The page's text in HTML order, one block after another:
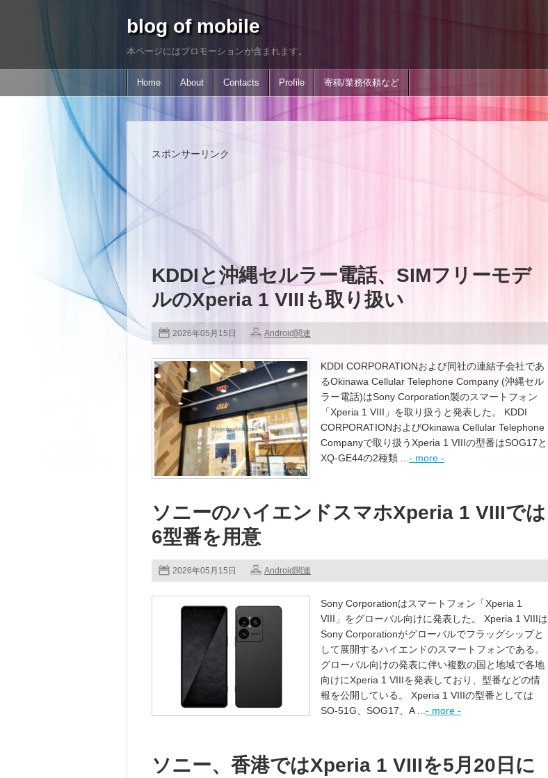
blog of mobile
本ページにはプロモーションが含まれます。
Home About Contacts Profile 寄稿/業務依頼など
スポンサーリンク
KDDIと沖縄セルラー電話、SIMフリーモデ
ルのXperia 1 VIIIも取り扱い
2026年05月15日 Android関連
KDDI CORPORATIONおよび同社の連結子会社であ
るOkinawa Cellular Telephone Company (沖縄セル
ラー電話)はSony Corporation製のスマートフォン
「Xperia 1 VIII」を取り扱うと発表した。 KDDI
CORPORATIONおよびOkinawa Cellular Telephone
Companyで取り扱うXperia 1 VIIIの型番はSOG17と
XQ-GE44の2種類 ... - more -
ソニーのハイエンドスマホXperia 1 VIIIでは
6型番を用意
2026年05月15日 Android関連
Sony Corporationはスマートフォン「Xperia 1
VIII」をグローバル向けに発表した。 Xperia 1 VIIIは
Sony Corporationがグローバルでフラッグシップと
して展開するハイエンドのスマートフォンである。
グローバル向けの発表に伴い複数の国と地域で各地
向けにXperia 1 VIIIを発表しており、型番などの情
報を公開している。 Xperia 1 VIIIの型番としては
SO-51G、SOG17、A ... - more -
ソニー、香港ではXperia 1 VIIIを5月20日に